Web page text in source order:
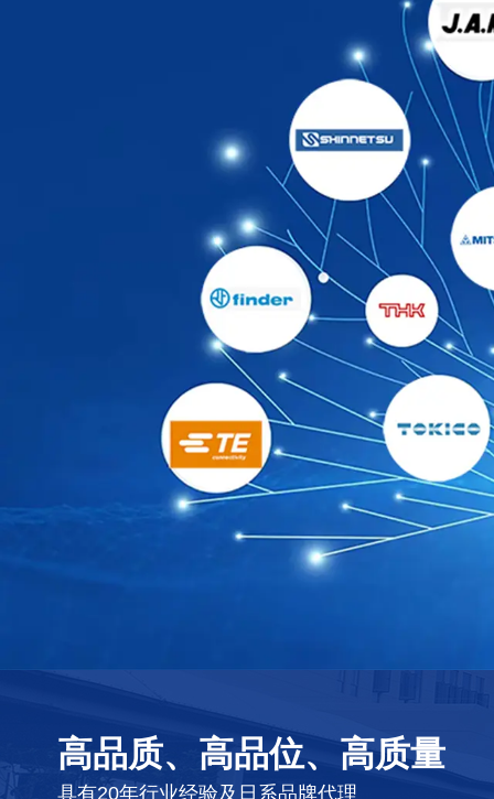
高品质、高品位、高质量
具有20年行业经验及日系品牌代理